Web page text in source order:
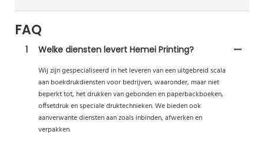
FAQ
1
Welke diensten levert Hemei Printing?
Wij zijn gespecialiseerd in het leveren van een uitgebreid scala
aan boekdrukdiensten voor bedrijven, waaronder, maar niet
beperkt tot, het drukken van gebonden en paperbackboeken,
offsetdruk en speciale druktechnieken. We bieden ook
aanverwante diensten aan zoals inbinden, afwerken en
verpakken.